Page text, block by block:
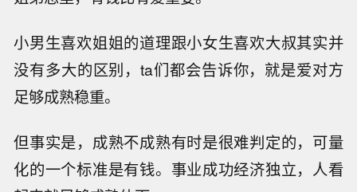
小男生喜欢姐姐的道理跟小女生喜欢大叔其实并
没有多大的区别，ta们都会告诉你，就是爱对方
足够成熟稳重。
但事实是，成熟不成熟有时是很难判定的，可量
化的一个标准是有钱。事业成功经济独立，人看